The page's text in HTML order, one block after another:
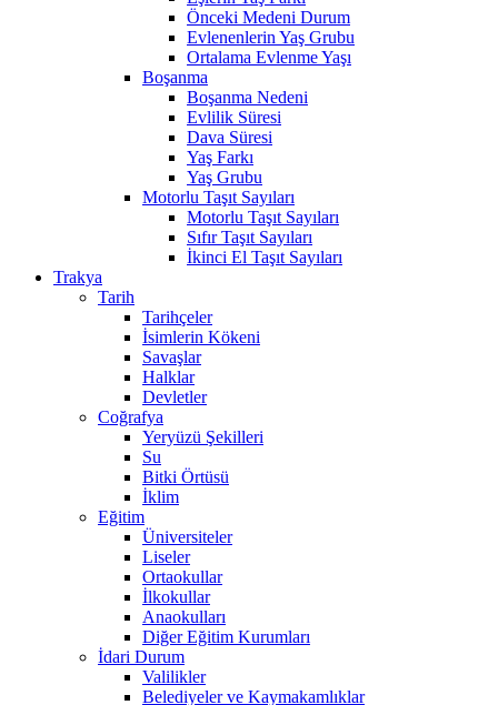
Önceki Medeni Durum
Evlenenlerin Yaş Grubu
Ortalama Evlenme Yaşı
Boşanma
Boşanma Nedeni
Evlilik Süresi
Dava Süresi
Yaş Farkı
Yaş Grubu
Motorlu Taşıt Sayıları
Motorlu Taşıt Sayıları
Sıfır Taşıt Sayıları
İkinci El Taşıt Sayıları
Trakya
Tarih
Tarihçeler
İsimlerin Kökeni
Savaşlar
Halklar
Devletler
Coğrafya
Yeryüzü Şekilleri
Su
Bitki Örtüsü
İklim
Eğitim
Üniversiteler
Liseler
Ortaokullar
İlkokullar
Anaokulları
Diğer Eğitim Kurumları
İdari Durum
Valilikler
Belediyeler ve Kaymakamlıklar